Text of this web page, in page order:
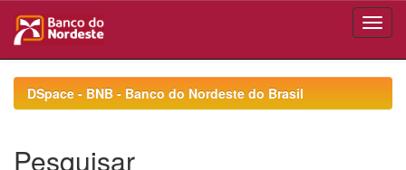
navigationDSpace - BNB - Banco do Nordeste do Brasil
Pesquisar